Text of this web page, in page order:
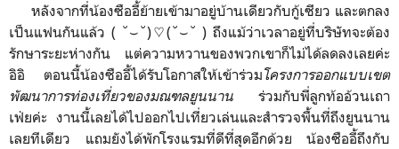
หลังจากที่น้องซืออี้ย้ายเข้ามาอยู่บ้านเดียวกับกู้เซียว และตกลง
เป็นแฟนกันแล้ว ( ˘⌣˘)♡(˘⌣˘ ) ถึงแม้ว่าเวลาอยู่ที่บริษัทจะต้อง
รักษาระยะห่างกัน แต่ความหวานของพวกเขาก็ไม่ได้ลดลงเลยค่ะ
อิอิ ตอนนี้น้องซืออี้ได้รับโอกาสให้เข้าร่วมโครงการออกแบบเขต
พัฒนาการท่องเที่ยวของมณฑลยูนนาน ร่วมกับพี่ลูกท้ออ้วนเถา
เฟ่ยค่ะ งานนี้เลยได้ไปออกไปเที่ยวเล่นและสำรวจพื้นที่ถึงยูนนาน
เลยทีเดียว แถมยังได้พักโรงแรมที่ดีที่สุดอีกด้วย น้องซืออี้ถึงกับ